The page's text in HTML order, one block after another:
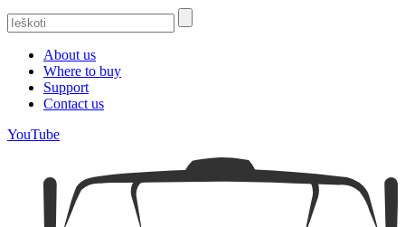
About us
Where to buy
Support
Contact us
YouTube